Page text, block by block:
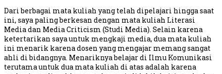
Dari berbagai mata kuliah yang telah dipelajari hingga saat
ini, saya paling berkesan dengan mata kuliah Literasi
Media dan Media Criticism (Studi Media). Selain karena
ketertarikan saya untuk mengkaji media, dua mata kuliah
ini menarik karena dosen yang mengajar memang sangat
ahli di bidangnya. Menariknya belajar di Ilmu Komunikasi
terutama untuk dua mata kuliah di atas adalah karena